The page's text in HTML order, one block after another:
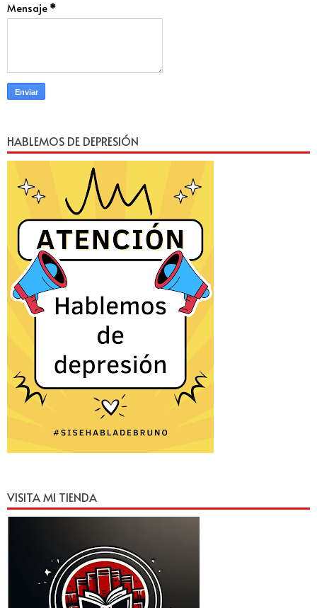
Mensaje *
HABLEMOS DE DEPRESIÓN
VISITA MI TIENDA